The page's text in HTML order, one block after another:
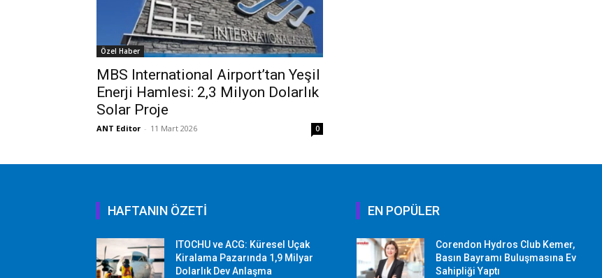
Özel Haber
MBS International Airport’tan Yeşil
Enerji Hamlesi: 2,3 Milyon Dolarlık
Solar Proje
ANT Editor - 11 Mart 2026 0
HAFTANIN ÖZETİ
ITOCHU ve ACG: Küresel Uçak
Kiralama Pazarında 1,9 Milyar
Dolarlık Dev Anlaşma
EN POPÜLER
Corendon Hydros Club Kemer,
Basın Bayramı Buluşmasına Ev
Sahipliği Yaptı